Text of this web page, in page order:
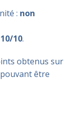
: non
10/10.
obtenus sur
être